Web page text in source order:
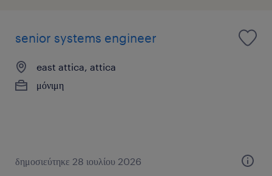
senior systems engineer
east attica, attica
μόνιμη
δημοσιεύτηκε 28 ιουλίου 2026